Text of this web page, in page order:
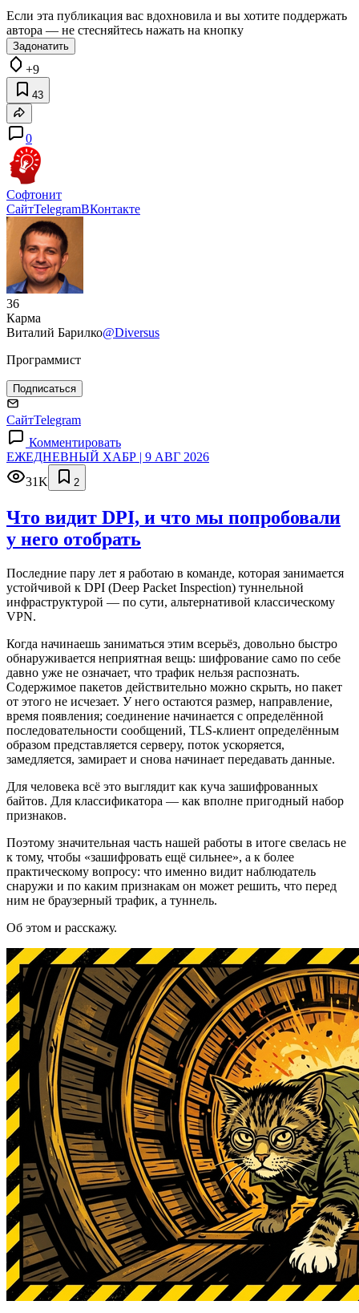
Если эта публикация вас вдохновила и вы хотите поддержать
автора — не стесняйтесь нажать на кнопку
Задонатить
+9
43
0
Софтонит
СайтTelegramВКонтакте
36
Карма
Виталий Барилко@Diversus
Программист
Подписаться
СайтTelegram
Комментировать
ЕЖЕДНЕВНЫЙ ХАБР | 9 АВГ 2026
31K
2
Что видит DPI, и что мы попробовали
у него отобрать
Последние пару лет я работаю в команде, которая занимается
устойчивой к DPI (Deep Packet Inspection) туннельной
инфраструктурой — по сути, альтернативой классическому
VPN.
Когда начинаешь заниматься этим всерьёз, довольно быстро
обнаруживается неприятная вещь: шифрование само по себе
давно уже не означает, что трафик нельзя распознать.
Содержимое пакетов действительно можно скрыть, но пакет
от этого не исчезает. У него остаются размер, направление,
время появления; соединение начинается с определённой
последовательности сообщений, TLS-клиент определённым
образом представляется серверу, поток ускоряется,
замедляется, замирает и снова начинает передавать данные.
Для человека всё это выглядит как куча зашифрованных
байтов. Для классификатора — как вполне пригодный набор
признаков.
Поэтому значительная часть нашей работы в итоге свелась не
к тому, чтобы «зашифровать ещё сильнее», а к более
практическому вопросу: что именно видит наблюдатель
снаружи и по каким признакам он может решить, что перед
ним не браузерный трафик, а туннель.
Об этом и расскажу.